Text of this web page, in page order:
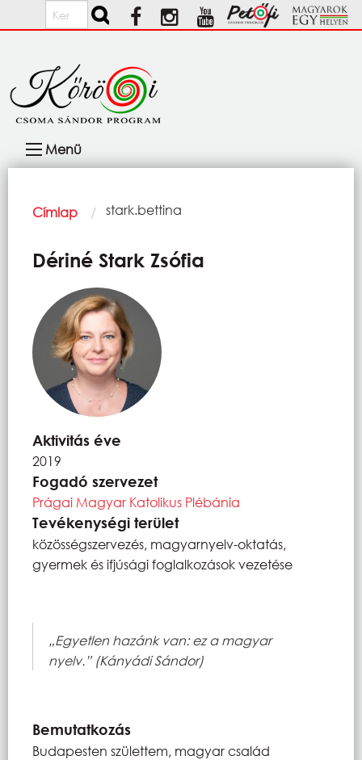
Ugrás a tartalomra
Keresés
navigáció
Menü
Morzsa
Címlap Current:
stark.bettina
Dériné Stark Zsófia
Aktivitás éve
2019
Fogadó szervezet
Prágai Magyar Katolikus Plébánia
Tevékenységi terület
közösségszervezés, magyarnyelv-oktatás,
gyermek és ifjúsági foglalkozások vezetése
„Egyetlen hazánk van: ez a magyar
nyelv.” (Kányádi Sándor)
Bemutatkozás
Budapesten születtem, magyar család